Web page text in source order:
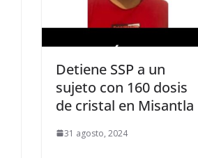
Detiene SSP a un
sujeto con 160 dosis
de cristal en Misantla
31 agosto, 2024